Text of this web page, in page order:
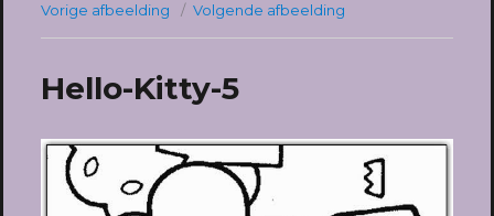
Vorige afbeelding Volgende afbeelding
Hello-Kitty-5